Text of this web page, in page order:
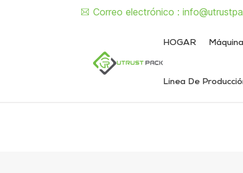
Correo electrónico :
HOGAR
Línea De